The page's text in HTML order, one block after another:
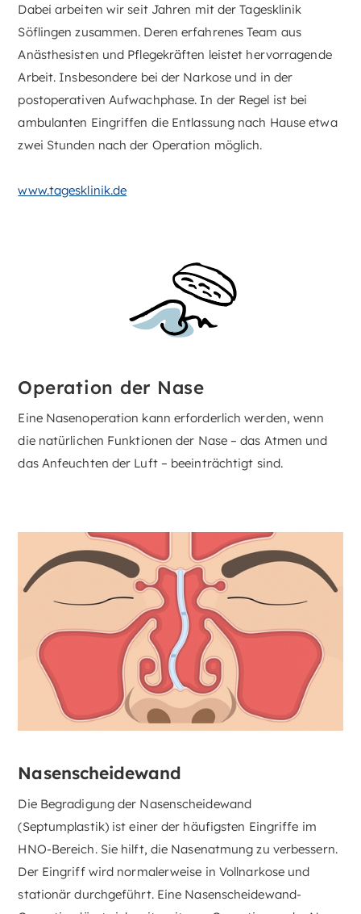
Dabei arbeiten wir seit Jahren mit der Tagesklinik
Söflingen zusammen. Deren erfahrenes Team aus
Anästhesisten und Pflegekräften leistet hervorragende
Arbeit. Insbesondere bei der Narkose und in der
postoperativen Aufwachphase. In der Regel ist bei
ambulanten Eingriffen die Entlassung nach Hause etwa
zwei Stunden nach der Operation möglich.
www.tagesklinik.de
Operation der Nase
Eine Nasenoperation kann erforderlich werden, wenn
die natürlichen Funktionen der Nase – das Atmen und
das Anfeuchten der Luft – beeinträchtigt sind.
Nasenscheidewand
Die Begradigung der Nasenscheidewand
(Septumplastik) ist einer der häufigsten Eingriffe im
HNO-Bereich. Sie hilft, die Nasenatmung zu verbessern.
Der Eingriff wird normalerweise in Vollnarkose und
stationär durchgeführt. Eine Nasenscheidewand-